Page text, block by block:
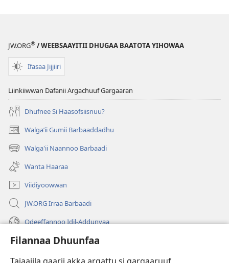
Filannaa Dhuunfaa
JW.ORG® / WEEBSAAYITII DHUGAA BAATOTA YIHOWAA
Ifasaa Jijjiiri
Liinkiiwwan Dafanii Argachuuf Gargaaran
Dhufnee Si Haasofsiisnuu?
Walgaʼii Gumii Barbaaddadhu
(opens
new
window)
Walga'ii Naannoo Barbaadi
(opens
new
window)
Wanta Haaraa
Viidiyoowwan
JW.ORG Irraa Barbaadi
Odeeffannoo Idil-Addunyaa
Gargaarsa